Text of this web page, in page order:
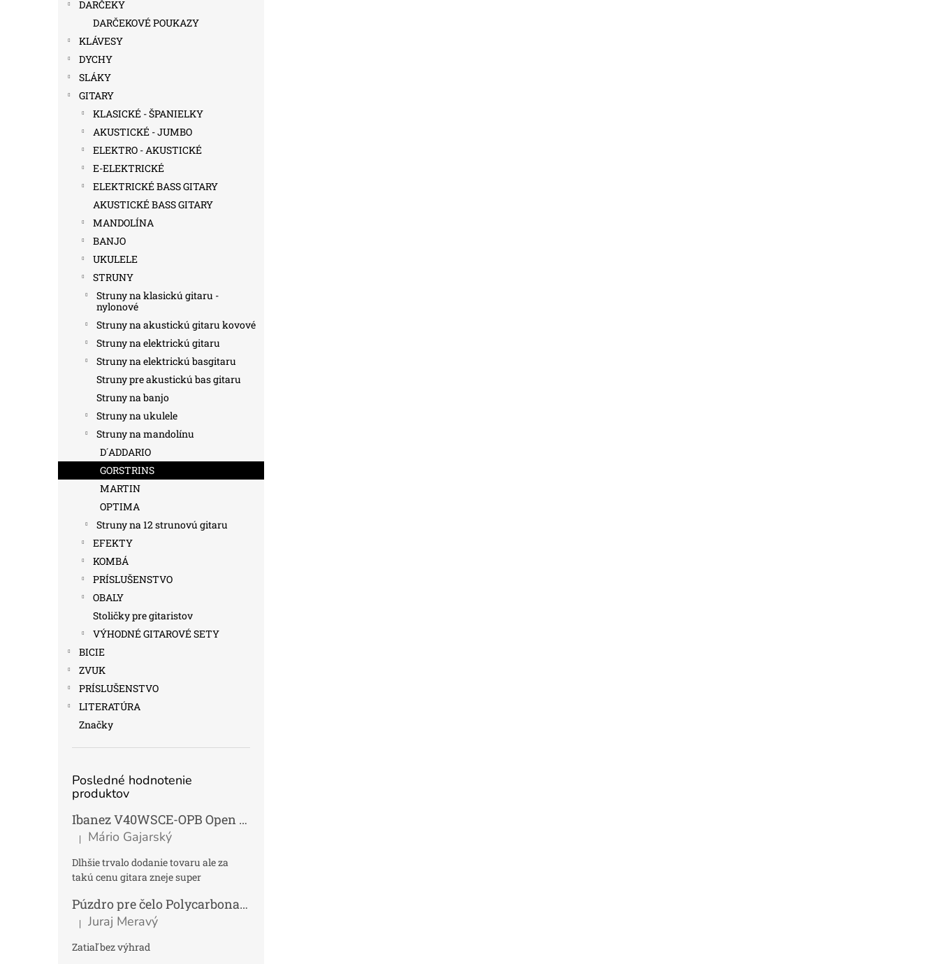
DARČEKY
DARČEKOVÉ POUKAZY
KLÁVESY
DYCHY
SLÁKY
GITARY
KLASICKÉ - ŠPANIELKY
AKUSTICKÉ - JUMBO
ELEKTRO - AKUSTICKÉ
E-ELEKTRICKÉ
ELEKTRICKÉ BASS GITARY
AKUSTICKÉ BASS GITARY
MANDOLÍNA
BANJO
UKULELE
STRUNY
Struny na klasickú gitaru -
nylonové
Struny na akustickú gitaru kovové
Struny na elektrickú gitaru
Struny na elektrickú basgitaru
Struny pre akustickú bas gitaru
Struny na banjo
Struny na ukulele
Struny na mandolínu
D´ADDARIO
GORSTRINS
MARTIN
OPTIMA
Struny na 12 strunovú gitaru
EFEKTY
KOMBÁ
PRÍSLUŠENSTVO
OBALY
Stoličky pre gitaristov
VÝHODNÉ GITAROVÉ SETY
BICIE
ZVUK
PRÍSLUŠENSTVO
LITERATÚRA
Značky
Posledné hodnotenie
produktov
Ibanez V40WSCE-OPB Open Pore Brown Elektroakustická gitara Dreadnought
Hodnotenie produktu je 4 z 5 hviezdičiek.
| Mário Gajarský
Dlhšie trvalo dodanie tovaru ale za
takú cenu gitara zneje super
Púzdro pre čelo Polycarbonat FUN
Hodnotenie produktu je 5 z 5 hviezdičiek.
| Juraj Meravý
Zatiaľ bez výhrad